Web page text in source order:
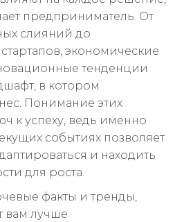
предприниматель. От
слияний до
экономические
тенденции
в котором
Понимание этих
к успеху, ведь именно
событиях позволяет
и находить
для роста.
факты и тренды,
вам лучше